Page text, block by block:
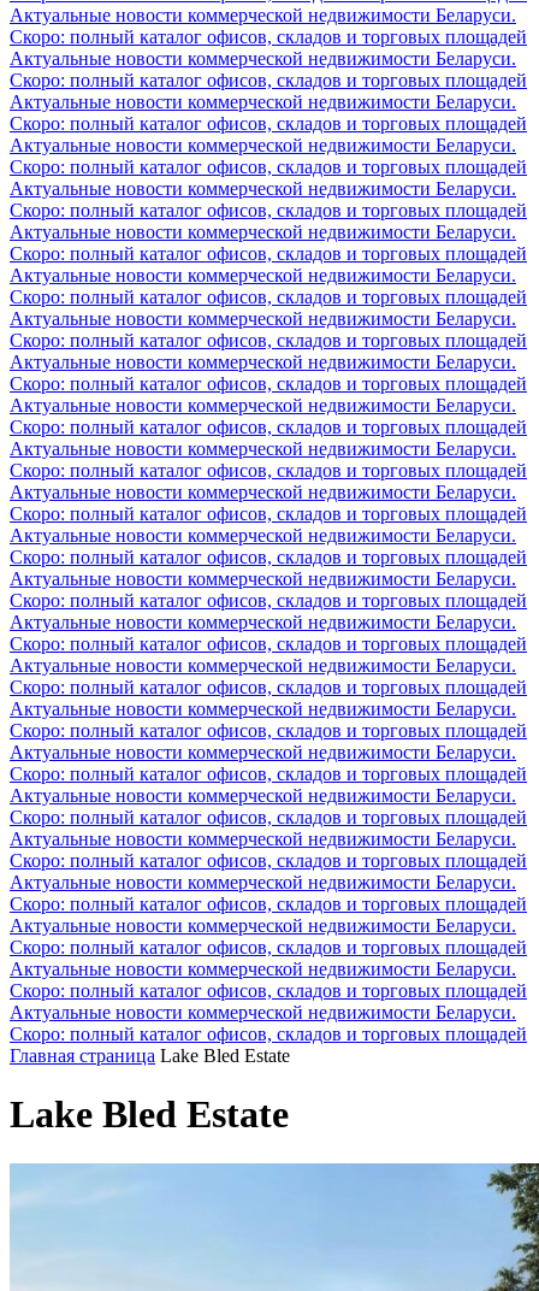
Актуальные новости коммерческой недвижимости Беларуси.
Скоро: полный каталог офисов, складов и торговых площадей
Актуальные новости коммерческой недвижимости Беларуси.
Скоро: полный каталог офисов, складов и торговых площадей
Актуальные новости коммерческой недвижимости Беларуси.
Скоро: полный каталог офисов, складов и торговых площадей
Актуальные новости коммерческой недвижимости Беларуси.
Скоро: полный каталог офисов, складов и торговых площадей
Актуальные новости коммерческой недвижимости Беларуси.
Скоро: полный каталог офисов, складов и торговых площадей
Актуальные новости коммерческой недвижимости Беларуси.
Скоро: полный каталог офисов, складов и торговых площадей
Актуальные новости коммерческой недвижимости Беларуси.
Скоро: полный каталог офисов, складов и торговых площадей
Актуальные новости коммерческой недвижимости Беларуси.
Скоро: полный каталог офисов, складов и торговых площадей
Актуальные новости коммерческой недвижимости Беларуси.
Скоро: полный каталог офисов, складов и торговых площадей
Актуальные новости коммерческой недвижимости Беларуси.
Скоро: полный каталог офисов, складов и торговых площадей
Актуальные новости коммерческой недвижимости Беларуси.
Скоро: полный каталог офисов, складов и торговых площадей
Актуальные новости коммерческой недвижимости Беларуси.
Скоро: полный каталог офисов, складов и торговых площадей
Актуальные новости коммерческой недвижимости Беларуси.
Скоро: полный каталог офисов, складов и торговых площадей
Актуальные новости коммерческой недвижимости Беларуси.
Скоро: полный каталог офисов, складов и торговых площадей
Актуальные новости коммерческой недвижимости Беларуси.
Скоро: полный каталог офисов, складов и торговых площадей
Актуальные новости коммерческой недвижимости Беларуси.
Скоро: полный каталог офисов, складов и торговых площадей
Актуальные новости коммерческой недвижимости Беларуси.
Скоро: полный каталог офисов, складов и торговых площадей
Актуальные новости коммерческой недвижимости Беларуси.
Скоро: полный каталог офисов, складов и торговых площадей
Актуальные новости коммерческой недвижимости Беларуси.
Скоро: полный каталог офисов, складов и торговых площадей
Актуальные новости коммерческой недвижимости Беларуси.
Скоро: полный каталог офисов, складов и торговых площадей
Актуальные новости коммерческой недвижимости Беларуси.
Скоро: полный каталог офисов, складов и торговых площадей
Актуальные новости коммерческой недвижимости Беларуси.
Скоро: полный каталог офисов, складов и торговых площадей
Актуальные новости коммерческой недвижимости Беларуси.
Скоро: полный каталог офисов, складов и торговых площадей
Актуальные новости коммерческой недвижимости Беларуси.
Скоро: полный каталог офисов, складов и торговых площадей
Главная страница Lake Bled Estate
Lake Bled Estate